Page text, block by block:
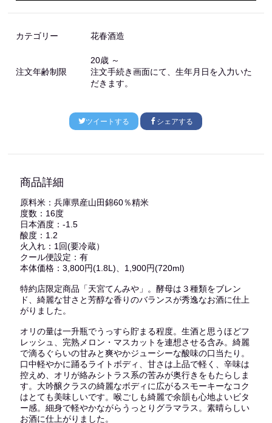
カテゴリー 花春酒造
注文年齢制限
20歳 ～
注文手続き画面にて、生年月日を入力いた
だきます。
ツイートする シェアする
商品詳細
原料米：兵庫県産山田錦60％精米
度数：16度
日本酒度：-1.5
酸度：1.2
火入れ：1回(要冷蔵）
クール便設定：有
本体価格：3,800円(1.8L)、1,900円(720ml)
特約店限定商品「天宮てんみや」。酵母は３種類をブレン
ド、綺麗な甘さと芳醇な香りのバランスが秀逸なお酒に仕上
がりました。
オリの量は一升瓶でうっすら貯まる程度。生酒と思うほどフ
レッシュ、完熟メロン・マスカットを連想させる含み。綺麗
で滴るぐらいの甘みと爽やかジューシーな酸味の口当たり。
口中軽やかに踊るライトボディ、甘さは上品で軽く、辛味は
控えめ、オリが絡みシトラス系の苦みが奥行きをもたらしま
す。大吟醸クラスの綺麗なボディに広がるスモーキーなコク
はとても美味しいです。喉ごしも綺麗で余韻も心地よいビタ
ー感。細身で軽やかながらうっとりグラマラス。素晴らしい
お酒に仕上がりました。